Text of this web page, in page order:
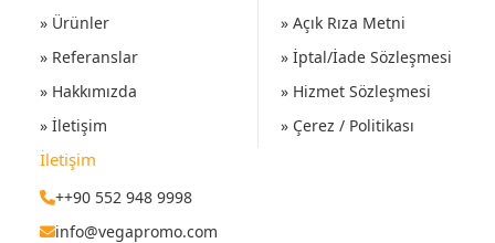
» Ürünler
» Referanslar
» Hakkımızda
» İletişim
» Açık Rıza Metni
» İptal/İade Sözleşmesi
» Hizmet Sözleşmesi
» Çerez / Politikası
İletişim
++90 552 948 9998
info@vegapromo.com